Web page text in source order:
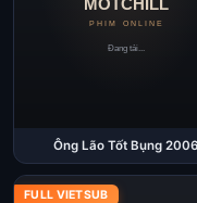
Ông Lão Tốt Bụng 2006
FULL VIETSUB